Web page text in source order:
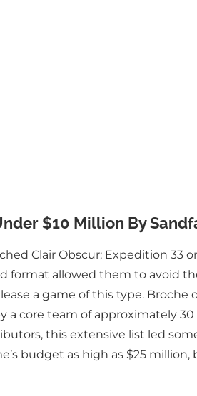
$10 Million By
Clair Obscur: Expedition 33
format allowed them to avoid
a game of this type. Broche
core team of approximately
this extensive list led
budget as high as $25